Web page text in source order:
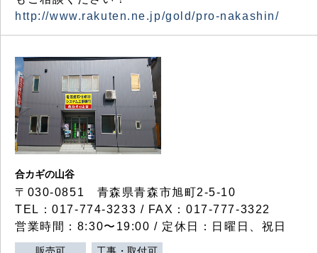
http://www.rakuten.ne.jp/gold/pro-nakashin/
合カギの山谷
〒030-0851 青森県青森市旭町2-5-10
TEL：017-774-3233 / FAX：017-777-3322
営業時間：8:30〜19:00 / 定休日：日曜日、祝日